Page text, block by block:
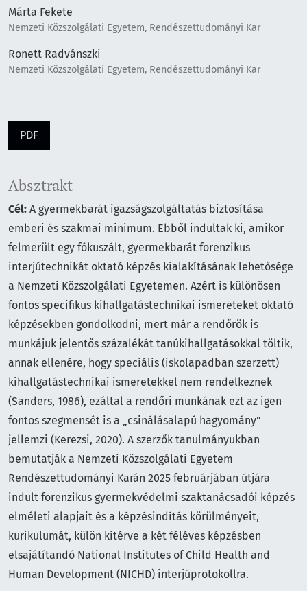
Márta Fekete
Nemzeti Közszolgálati Egyetem, Rendészettudományi Kar
Ronett Radvánszki
Nemzeti Közszolgálati Egyetem, Rendészettudományi Kar
PDF
Absztrakt
Cél: A gyermekbarát igazságszolgáltatás biztosítása
emberi és szakmai minimum. Ebből indultak ki, amikor
felmerült egy fókuszált, gyermekbarát forenzikus
interjútechnikát oktató képzés kialakításának lehetősége
a Nemzeti Közszolgálati Egyetemen. Azért is különösen
fontos specifikus kihallgatástechnikai ismereteket oktató
képzésekben gondolkodni, mert már a rendőrök is
munkájuk jelentős százalékát tanúkihallgatásokkal töltik,
annak ellenére, hogy speciális (iskolapadban szerzett)
kihallgatástechnikai ismeretekkel nem rendelkeznek
(Sanders, 1986), ezáltal a rendőri munkának ezt az igen
fontos szegmensét is a „csinálásalapú hagyomány”
jellemzi (Kerezsi, 2020). A szerzők tanulmányukban
bemutatják a Nemzeti Közszolgálati Egyetem
Rendészettudományi Karán 2025 februárjában útjára
indult forenzikus gyermekvédelmi szaktanácsadói képzés
elméleti alapjait és a képzésindítás körülményeit,
kurikulumát, külön kitérve a két féléves képzésben
elsajátítandó National Institutes of Child Health and
Human Development (NICHD) interjúprotokollra.